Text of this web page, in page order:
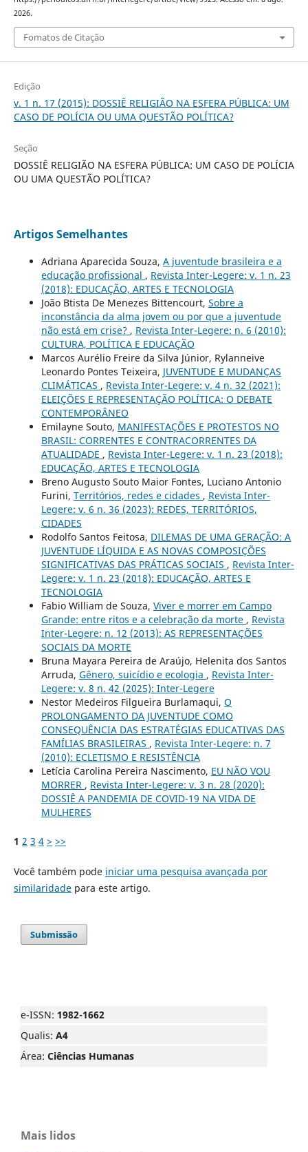
2026.
Fomatos de Citação
Edição
v. 1 n. 17 (2015): DOSSIÊ RELIGIÃO NA ESFERA PÚBLICA: UM
CASO DE POLÍCIA OU UMA QUESTÃO POLÍTICA?
Seção
DOSSIÊ RELIGIÃO NA ESFERA PÚBLICA: UM CASO DE POLÍCIA
OU UMA QUESTÃO POLÍTICA?
Artigos Semelhantes
Adriana Aparecida Souza, A juventude brasileira e a
educação profissional , Revista Inter-Legere: v. 1 n. 23
(2018): EDUCAÇÃO, ARTES E TECNOLOGIA
João Btista De Menezes Bittencourt, Sobre a
inconstância da alma jovem ou por que a juventude
não está em crise? , Revista Inter-Legere: n. 6 (2010):
CULTURA, POLÍTICA E EDUCAÇÃO
Marcos Aurélio Freire da Silva Júnior, Rylanneive
Leonardo Pontes Teixeira, JUVENTUDE E MUDANÇAS
CLIMÁTICAS , Revista Inter-Legere: v. 4 n. 32 (2021):
ELEIÇÕES E REPRESENTAÇÃO POLÍTICA: O DEBATE
CONTEMPORÂNEO
Emilayne Souto, MANIFESTAÇÕES E PROTESTOS NO
BRASIL: CORRENTES E CONTRACORRENTES DA
ATUALIDADE , Revista Inter-Legere: v. 1 n. 23 (2018):
EDUCAÇÃO, ARTES E TECNOLOGIA
Breno Augusto Souto Maior Fontes, Luciano Antonio
Furini, Territórios, redes e cidades , Revista Inter-
Legere: v. 6 n. 36 (2023): REDES, TERRITÓRIOS,
CIDADES
Rodolfo Santos Feitosa, DILEMAS DE UMA GERAÇÃO: A
JUVENTUDE LÍQUIDA E AS NOVAS COMPOSIÇÕES
SIGNIFICATIVAS DAS PRÁTICAS SOCIAIS , Revista Inter-
Legere: v. 1 n. 23 (2018): EDUCAÇÃO, ARTES E
TECNOLOGIA
Fabio William de Souza, Viver e morrer em Campo
Grande: entre ritos e a celebração da morte , Revista
Inter-Legere: n. 12 (2013): AS REPRESENTAÇÕES
SOCIAIS DA MORTE
Bruna Mayara Pereira de Araújo, Helenita dos Santos
Arruda, Gênero, suicídio e ecologia , Revista Inter-
Legere: v. 8 n. 42 (2025): Inter-Legere
Nestor Medeiros Filgueira Burlamaqui, O
PROLONGAMENTO DA JUVENTUDE COMO
CONSEQUÊNCIA DAS ESTRATÉGIAS EDUCATIVAS DAS
FAMÍLIAS BRASILEIRAS , Revista Inter-Legere: n. 7
(2010): ECLETISMO E RESISTÊNCIA
Letícia Carolina Pereira Nascimento, EU NÃO VOU
MORRER , Revista Inter-Legere: v. 3 n. 28 (2020):
DOSSIÊ A PANDEMIA DE COVID-19 NA VIDA DE
MULHERES
1 2 3 4 > >>
Você também pode iniciar uma pesquisa avançada por
similaridadepara este artigo.
Submissão
e-ISSN: 1982-1662
Qualis: A4
Área: Ciências Humanas
Mais lidos